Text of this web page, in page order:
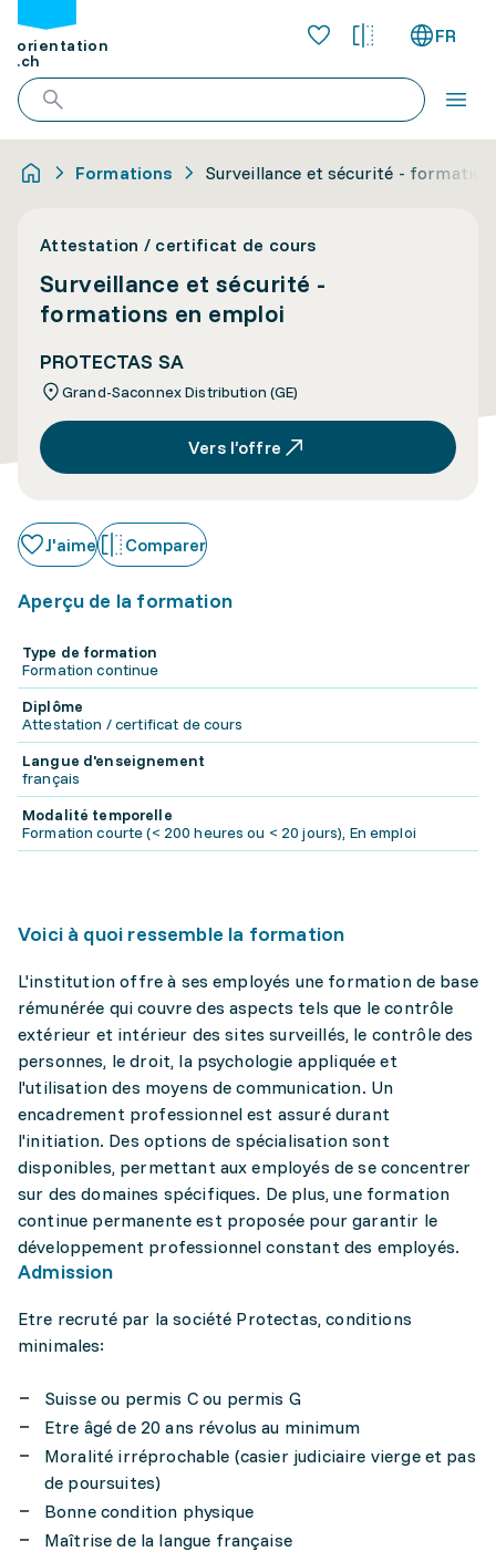
orientation
.ch
FR
Formations Surveillance et sécurité -
Attestation / certificat de cours
Surveillance et sécurité -
formations en emploi
PROTECTAS SA
Grand-Saconnex Distribution (GE)
Vers l’offre
J'aime Comparer
Aperçu de la formation
Type de formation
Formation continue
Diplôme
Attestation / certificat de cours
Langue d'enseignement
français
Modalité temporelle
Formation courte (< 200 heures ou < 20 jours), En emploi
Voici à quoi ressemble la formation
L'institution offre à ses employés une formation de base
rémunérée qui couvre des aspects tels que le contrôle
extérieur et intérieur des sites surveillés, le contrôle des
personnes, le droit, la psychologie appliquée et
l'utilisation des moyens de communication. Un
encadrement professionnel est assuré durant
l'initiation. Des options de spécialisation sont
disponibles, permettant aux employés de se concentrer
sur des domaines spécifiques. De plus, une formation
continue permanente est proposée pour garantir le
développement professionnel constant des employés.
Admission
Etre recruté par la société Protectas, conditions
minimales:
Suisse ou permis C ou permis G
Etre âgé de 20 ans révolus au minimum
Moralité irréprochable (casier judiciaire vierge et pas
de poursuites)
Bonne condition physique
Maîtrise de la langue française